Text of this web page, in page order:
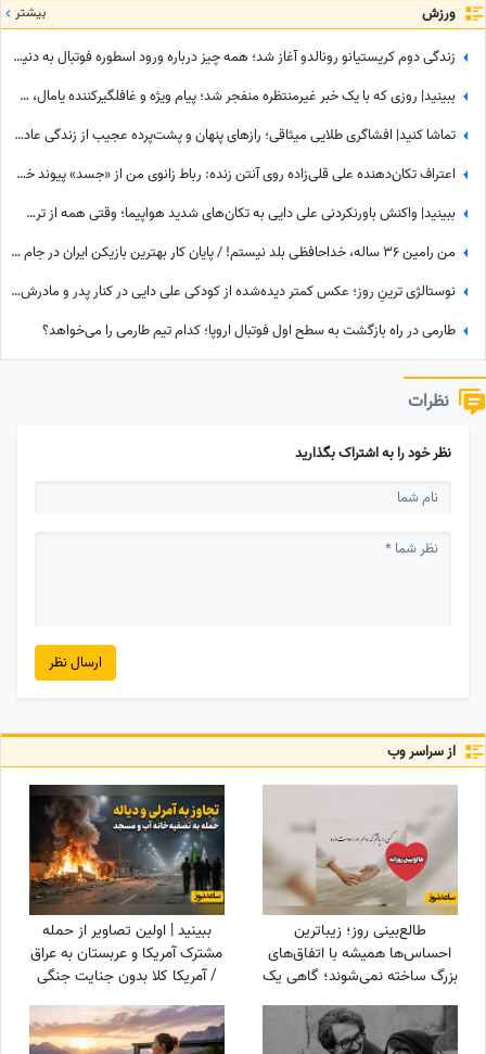
ورزش بیشتر
زندگی دوم کریستیانو رونالدو آغاز شد؛ همه چیز درباره ورود اسطوره فوتبال به دنیای سینما
ببینید| روزی که با یک خبر غیرمنتظره منفجر شد؛ پیام ویژه و غافلگیرکننده یامال، ستاره تیم اسپانیا برای دختر 28 ساله داور صداتو چه بود؟
تماشا کنید| افشاگری طلایی میثاقی؛ رازهای پنهان و پشت‌پرده عجیب از زندگی عادل فردوسی‌پور که تا امروز نشنیده بودید!
اعتراف تکان‌دهنده علی قلی‌زاده روی آنتن زنده: رباط زانوی من از «جسد» پیوند خورده است😮 + ویدئو
ببینید| واکنش باورنکردنی علی دایی به تکان‌های شدید هواپیما؛ وقتی همه از ترس رنگشان پریده بود اما آقای فوتبالیست...
من رامین 36 ساله، خداحافظی بلد نیستم! / پایان کار بهترین بازیکن ایران در جام جهانی با استقلال تهران
نوستالژی ترینِ روز؛ عکس کمتر دیده‌شده از کودکی علی دایی در کنار پدر و مادرش؛ سفری که خاطره شد
طارمی در راه بازگشت به سطح اول فوتبال اروپا؛ کدام تیم طارمی را می‌خواهد؟
نظرات
نظر خود را به اشتراک بگذارید
ارسال نظر
از سراسر وب
طالع‌بینی روز؛ زیباترین
احساس‌ها همیشه با اتفاق‌های
بزرگ ساخته نمی‌شوند؛ گاهی یک
نگاه یا یک توجه کوتاه می‌تواند
یک روز معمولی را به خاطره‌ای
ببینید | اولین تصاویر از حمله
مشترک آمریکا و عربستان به عراق
/ آمریکا کلا بدون جنایت جنگی
نمی‌تواند بجنگد!